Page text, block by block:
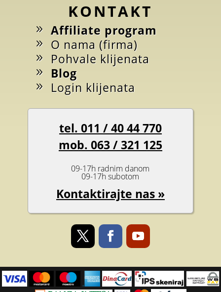
KONTAKT
Affiliate program
O nama (firma)
Pohvale klijenata
Blog
Login klijenata
tel. 011 / 40 44 770
mob. 063 / 321 125
09-17h radnim danom
09-17h subotom
Kontaktirajte nas »